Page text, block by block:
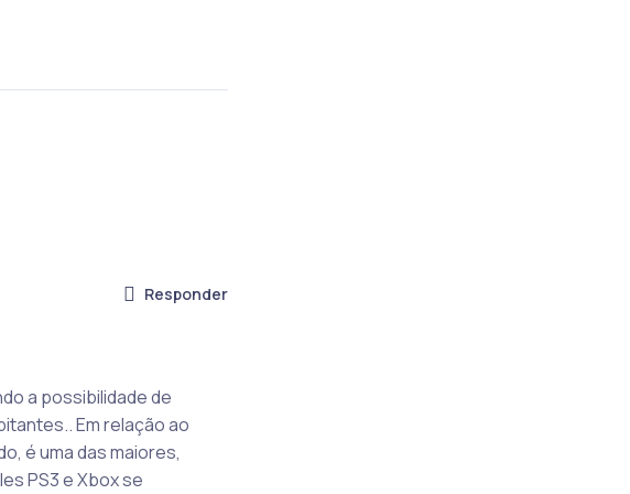
Responder
a possibilidade de
Em relação ao
é uma das maiores,
PS3 e Xbox se